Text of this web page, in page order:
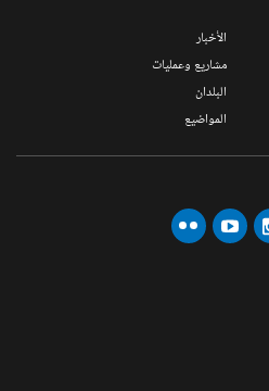
الأخبار
مشاريع وعمليات
البلدان
المواضيع